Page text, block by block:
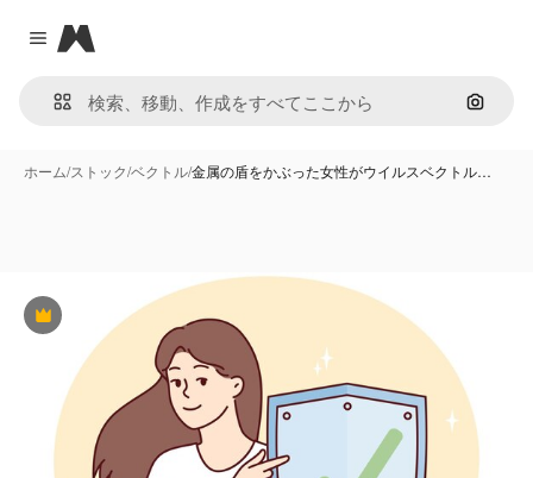
Close menu
Magnific
画像で
ホーム/ストック/ベクトル/金属の盾をかぶった女性がウイルスベクトル…
Premium